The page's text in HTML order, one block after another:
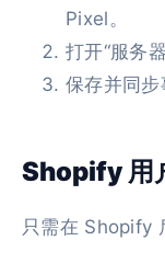
Pixel。
打开“服务
保存并同步
Shopify 用
只需在 Shopify